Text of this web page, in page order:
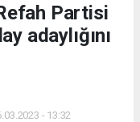
Partisi
adaylığını
- 13:32